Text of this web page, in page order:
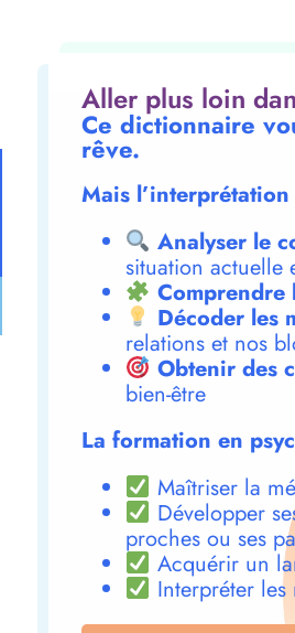
Aller plus loin
Ce dictionnaire
rêve.
Mais
Analyser le
situation actuelle
Comprendre
Décoder les
relations et nos
Obtenir des
bien-être
La formation en
Maîtriser la
Développer
proches ou ses
Acquérir un
Interpréter